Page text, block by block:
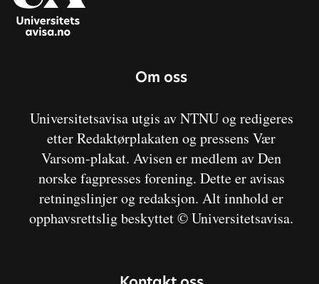
Om oss
Universitetsavisa utgis av NTNU og redigeres
etter Redaktørplakaten og pressens Vær
Varsom-plakat. Avisen er medlem av Den
norske fagpresses forening. Dette er avisas
retningslinjer og redaksjon. Alt innhold er
opphavsrettslig beskyttet © Universitetsavisa.